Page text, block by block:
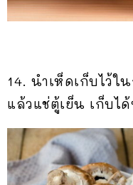
14. นำเห็ดเก็บไว้ใ
แล้วแช่ตู้เย็น เก็บไ